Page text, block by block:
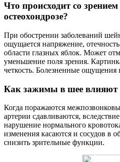
Что происходит со
остеохондрозе?
При обострении заболеваний
ощущается напряжение,
области глазных яблок. Может
уменьшение поля зрения.
четкость. Болезненные ощущения
Как зажимы в шее влияют
Когда поражаются
артерии сдавливаются,
нарушение нормального
изменения касаются и сосудов в
снизить зрительные функции.